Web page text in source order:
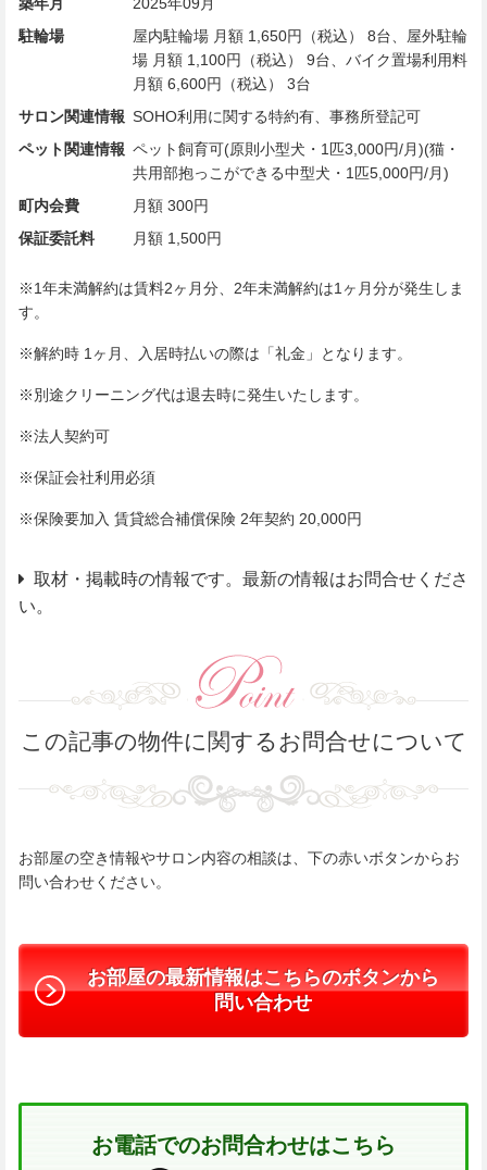
駐輪場
屋内駐輪場 月額 1,650円（税込） 8台、屋外駐輪
場 月額 1,100円（税込） 9台、バイク置場利用料
月額 6,600円（税込） 3台
サロン関連情報 SOHO利用に関する特約有、事務所登記可
ペット関連情報 ペット飼育可(原則小型犬・1匹3,000円/月)(猫・
共用部抱っこができる中型犬・1匹5,000円/月)
町内会費
月額 300円
保証委託料
月額 1,500円
※1年未満解約は賃料2ヶ月分、2年未満解約は1ヶ月分が発生しま
す。
※解約時 1ヶ月、入居時払いの際は「礼金」となります。
※別途クリーニング代は退去時に発生いたします。
※法人契約可
※保証会社利用必須
※保険要加入 賃貸総合補償保険 2年契約 20,000円
取材・掲載時の情報です。最新の情報はお問合せくださ
い。
この記事の物件に関するお問合せについて
お部屋の空き情報やサロン内容の相談は、下の赤いボタンからお
問い合わせください。
お部屋の最新情報はこちらのボタンから
問い合わせ
お電話でのお問合わせはこちら